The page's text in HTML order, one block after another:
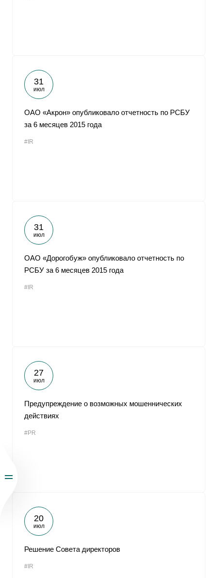
31
июл
ОАО «Акрон» опубликовало отчетность по РСБУ
за 6 месяцев 2015 года
#IR
31
июл
ОАО «Дорогобуж» опубликовало отчетность по
РСБУ за 6 месяцев 2015 года
#IR
27
июл
Предупреждение о возможных мошеннических
действиях
#PR
20
июл
Решение Совета директоров
#IR